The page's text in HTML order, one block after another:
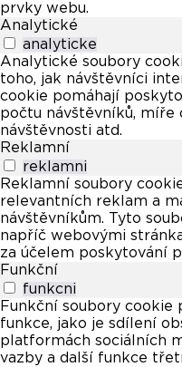
prvky webu.
Analytické
analyticke
Analytické soubory
toho, jak návštěvníci
cookie pomáhají
počtu návštěvníků, míře
návštěvnosti atd.
Reklamní
reklamni
Reklamní soubory
relevantních reklam a
návštěvníkům. Tyto
napříč webovými
za účelem poskytování
Funkční
funkcni
Funkční soubory cookie
funkce, jako je sdílení
platformách sociálních
vazby a další funkce